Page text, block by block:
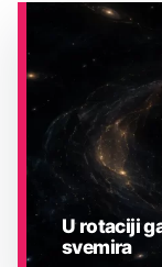
U rotaciji
svemira